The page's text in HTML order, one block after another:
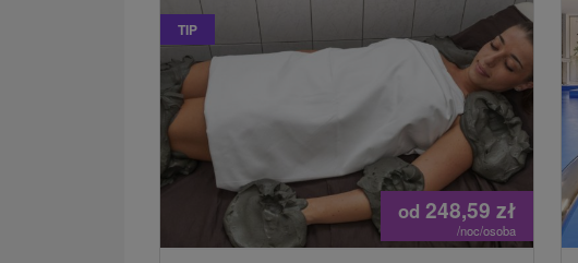
TIP
od 248,59 zł
/noc/osoba